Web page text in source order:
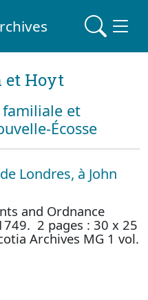
et Hoyt
familiale et
Écosse
Londres, à John
and Ordnance
2 pages : 30 x 25
Archives MG 1 vol.